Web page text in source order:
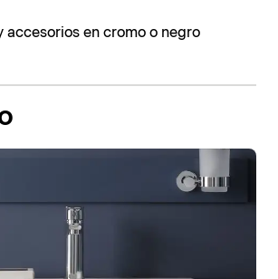
accesorios en cromo o negro